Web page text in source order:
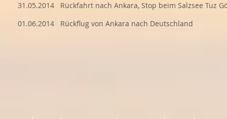
31.05.2014 Rückfahrt nach Ankara, Stop beim Salzsee Tuz
01.06.2014 Rückflug von Ankara nach Deutschland